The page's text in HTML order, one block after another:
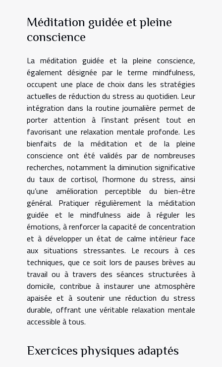
Méditation guidée et pleine
conscience
La méditation guidée et la pleine conscience,
également désignée par le terme mindfulness,
occupent une place de choix dans les stratégies
actuelles de réduction du stress au quotidien. Leur
intégration dans la routine journalière permet de
porter attention à l’instant présent tout en
favorisant une relaxation mentale profonde. Les
bienfaits de la méditation et de la pleine
conscience ont été validés par de nombreuses
recherches, notamment la diminution significative
du taux de cortisol, l’hormone du stress, ainsi
qu’une amélioration perceptible du bien-être
général. Pratiquer régulièrement la méditation
guidée et le mindfulness aide à réguler les
émotions, à renforcer la capacité de concentration
et à développer un état de calme intérieur face
aux situations stressantes. Le recours à ces
techniques, que ce soit lors de pauses brèves au
travail ou à travers des séances structurées à
domicile, contribue à instaurer une atmosphère
apaisée et à soutenir une réduction du stress
durable, offrant une véritable relaxation mentale
accessible à tous.
Exercices physiques adaptés